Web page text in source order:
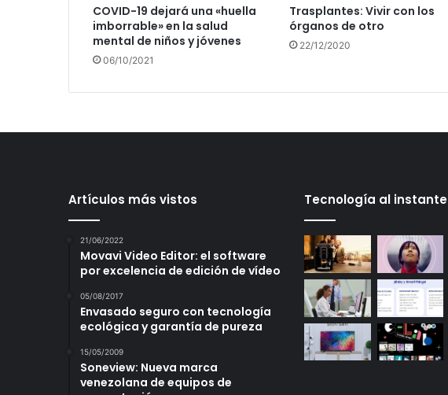
COVID-19 dejará una «huella
imborrable» en la salud
mental de niños y jóvenes
06/10/2021
Trasplantes: Vivir con los
órganos de otro
22/12/2020
Artículos más vistos
21/06/2022
Movavi Video Editor: el software
por excelencia de edición de vídeo
05/08/2017
Envasado seguro con tecnología
ecológica y garantía de pureza
15/05/2009
Soneview: Nueva marca
venezolana de equipos de
Tecnología al instante